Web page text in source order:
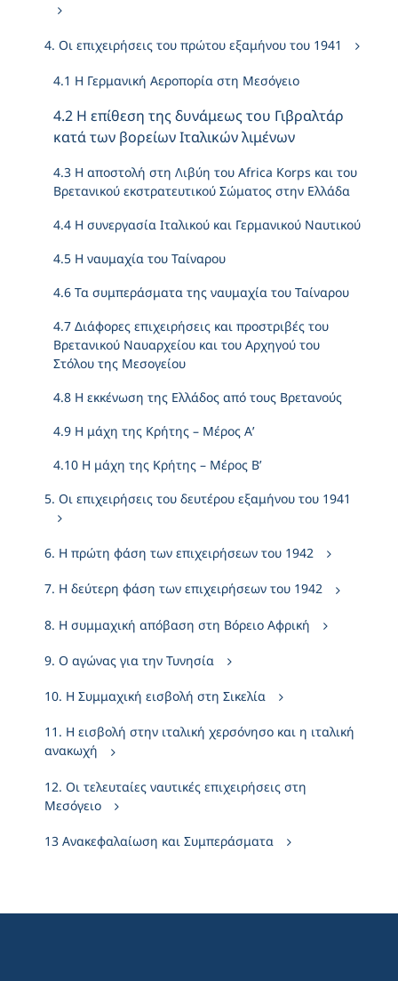
4. Οι επιχειρήσεις του πρώτου εξαμήνου του 1941
4.1 Η Γερμανική Αεροπορία στη Μεσόγειο
4.2 Η επίθεση της δυνάμεως του Γιβραλτάρ
κατά των βορείων Ιταλικών λιμένων
4.3 Η αποστολή στη Λιβύη του Africa Korps και του
Βρετανικού εκστρατευτικού Σώματος στην Ελλάδα
4.4 Η συνεργασία Ιταλικού και Γερμανικού Ναυτικού
4.5 Η ναυμαχία του Ταίναρου
4.6 Τα συμπεράσματα της ναυμαχία του Ταίναρου
4.7 Διάφορες επιχειρήσεις και προστριβές του
Βρετανικού Ναυαρχείου και του Αρχηγού του
Στόλου της Μεσογείου
4.8 Η εκκένωση της Ελλάδος από τους Βρετανούς
4.9 Η μάχη της Κρήτης – Μέρος Α’
4.10 Η μάχη της Κρήτης – Μέρος Β’
5. Οι επιχειρήσεις του δευτέρου εξαμήνου του 1941
6. Η πρώτη φάση των επιχειρήσεων του 1942
7. Η δεύτερη φάση των επιχειρήσεων του 1942
8. Η συμμαχική απόβαση στη Βόρειο Αφρική
9. Ο αγώνας για την Τυνησία
10. Η Συμμαχική εισβολή στη Σικελία
11. Η εισβολή στην ιταλική χερσόνησο και η ιταλική
ανακωχή
12. Οι τελευταίες ναυτικές επιχειρήσεις στη
Μεσόγειο
13 Ανακεφαλαίωση και Συμπεράσματα